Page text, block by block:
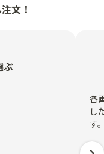
文！
ぶ
各
し
す